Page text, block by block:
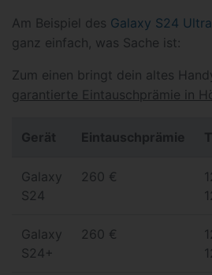
Am Beispiel des Galaxy S24 Ultra
ganz einfach, was Sache ist:
Zum einen bringt dein altes
garantierte Eintauschprämie in
Gerät Eintauschprämie
Galaxy
S24
260 €
Galaxy
S24+
260 €